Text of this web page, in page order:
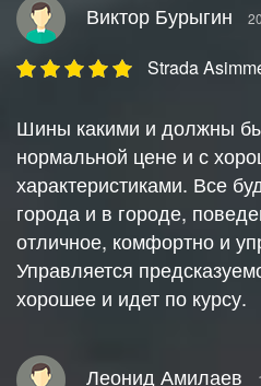
Виктор Бурыгин
Strada
Шины какими и должны
нормальной цене и с
характеристиками. Все
города и в городе,
отличное, комфортно и
Управляется
хорошее и идет по курсу.
Леонид Амилаев